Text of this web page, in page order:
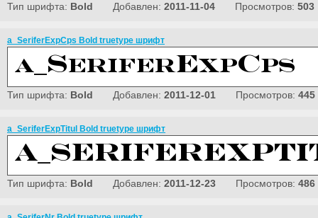
Тип шрифта: Bold Добавлен: 2011-11-04 Просмотров: 503
a_SeriferExpCps Bold truetype шрифт
Тип шрифта: Bold Добавлен: 2011-12-01 Просмотров: 445
a_SeriferExpTitul Bold truetype шрифт
Тип шрифта: Bold Добавлен: 2011-12-23 Просмотров: 486